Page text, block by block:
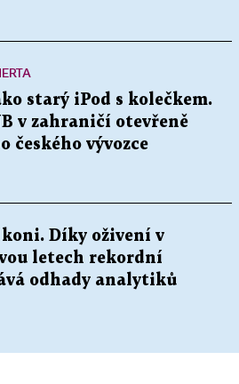
starý iPod s kolečkem.
v zahraničí otevřeně
českého vývozce
koni. Díky oživení v
letech rekordní
odhady analytiků